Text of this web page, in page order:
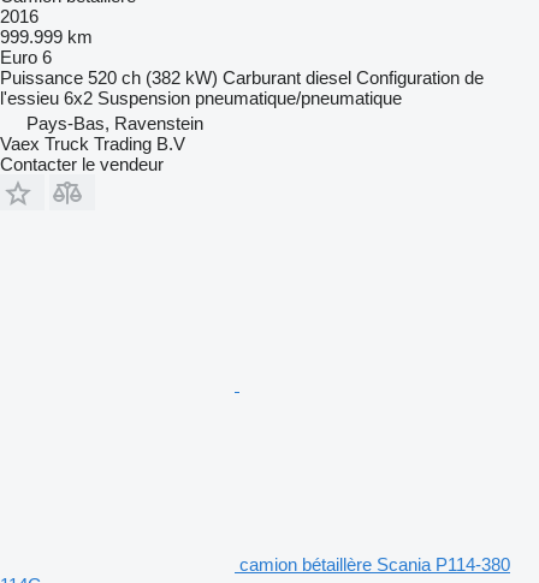
2016
999.999 km
Euro 6
Puissance 520 ch (382 kW) Carburant diesel Configuration de
l'essieu 6x2 Suspension pneumatique/pneumatique
Pays-Bas, Ravenstein
Vaex Truck Trading B.V
Contacter le vendeur
camion bétaillère Scania P114-380